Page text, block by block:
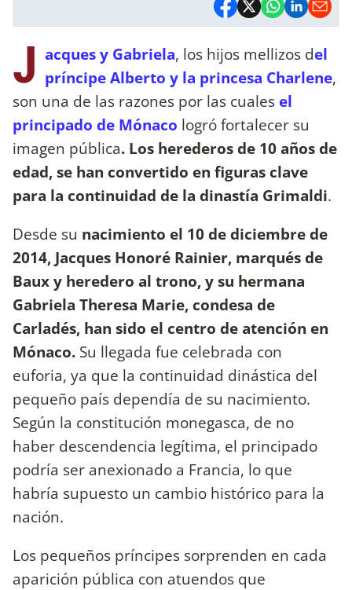
J acques y Gabriela, los hijos mellizos del
príncipe Alberto y la princesa Charlene,
son una de las razones por las cuales el
principado de Mónaco logró fortalecer su
imagen pública. Los herederos de 10 años de
edad, se han convertido en figuras clave
para la continuidad de la dinastía Grimaldi.
Desde su nacimiento el 10 de diciembre de
2014, Jacques Honoré Rainier, marqués de
Baux y heredero al trono, y su hermana
Gabriela Theresa Marie, condesa de
Carladés, han sido el centro de atención en
Mónaco. Su llegada fue celebrada con
euforia, ya que la continuidad dinástica del
pequeño país dependía de su nacimiento.
Según la constitución monegasca, de no
haber descendencia legítima, el principado
podría ser anexionado a Francia, lo que
habría supuesto un cambio histórico para la
nación.
Los pequeños príncipes sorprenden en cada
aparición pública con atuendos que